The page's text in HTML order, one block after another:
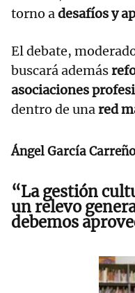
torno adesafíos y
El debate,
buscará además
asociaciones
dentro de unared
Ángel García
“La gestión
un relevo
debemos